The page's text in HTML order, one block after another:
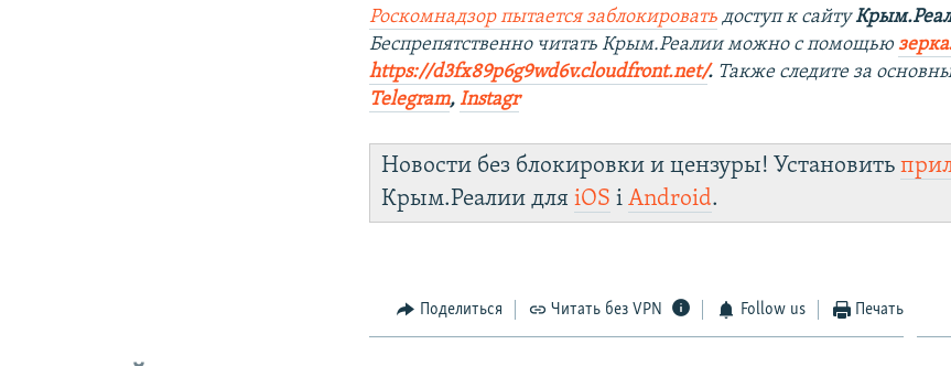
Роскомнадзор пытается заблокировать доступ к сайту
Беспрепятственно читать Крым.Реалии можно с помощью
https://d3fx89p6g9wd6v.cloudfront.net/. ​ Также следите за
Telegram, Instagr
Новости без блокировки и цензуры! Установить
Крым.Реалии дляiOS іAndroid.
Поделиться Читать без VPN Follow us Печать